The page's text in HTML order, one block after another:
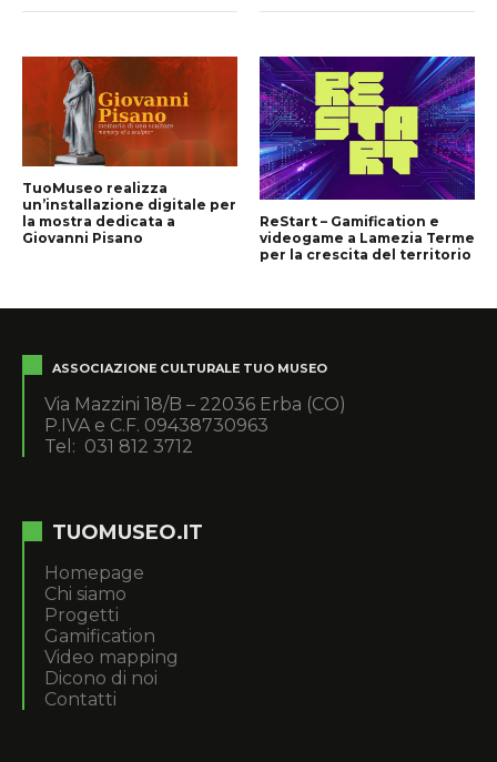
TuoMuseo realizza
un’installazione digitale per
la mostra dedicata a
Giovanni Pisano
ReStart – Gamification e
videogame a Lamezia Terme
per la crescita del territorio
ASSOCIAZIONE CULTURALE TUO MUSEO
Via Mazzini 18/B – 22036 Erba (CO)
P.IVA e C.F. 09438730963
Tel: 031 812 3712
TUOMUSEO.IT
Homepage
Chi siamo
Progetti
Gamification
Video mapping
Dicono di noi
Contatti